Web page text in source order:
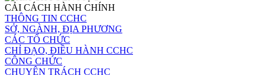
CẢI CÁCH HÀNH CHÍNH
THÔNG TIN CCHC
SỞ, NGÀNH, ĐỊA PHƯƠNG
CÁC TỔ CHỨC
CHỈ ĐẠO, ĐIỀU HÀNH CCHC
CÔNG CHỨC
CHUYÊN TRÁCH CCHC